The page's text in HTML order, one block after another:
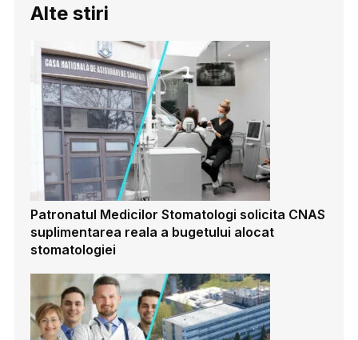
Alte stiri
Patronatul Medicilor Stomatologi solicita CNAS
suplimentarea reala a bugetului alocat
stomatologiei